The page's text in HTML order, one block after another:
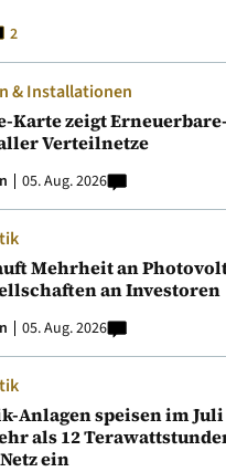
2
& Installationen
Karte zeigt Erneuerbare-
Verteilnetze
05. Aug. 2026
Mehrheit an
an Investoren
05. Aug. 2026
Anlagen speisen im Juli
als 12
ein